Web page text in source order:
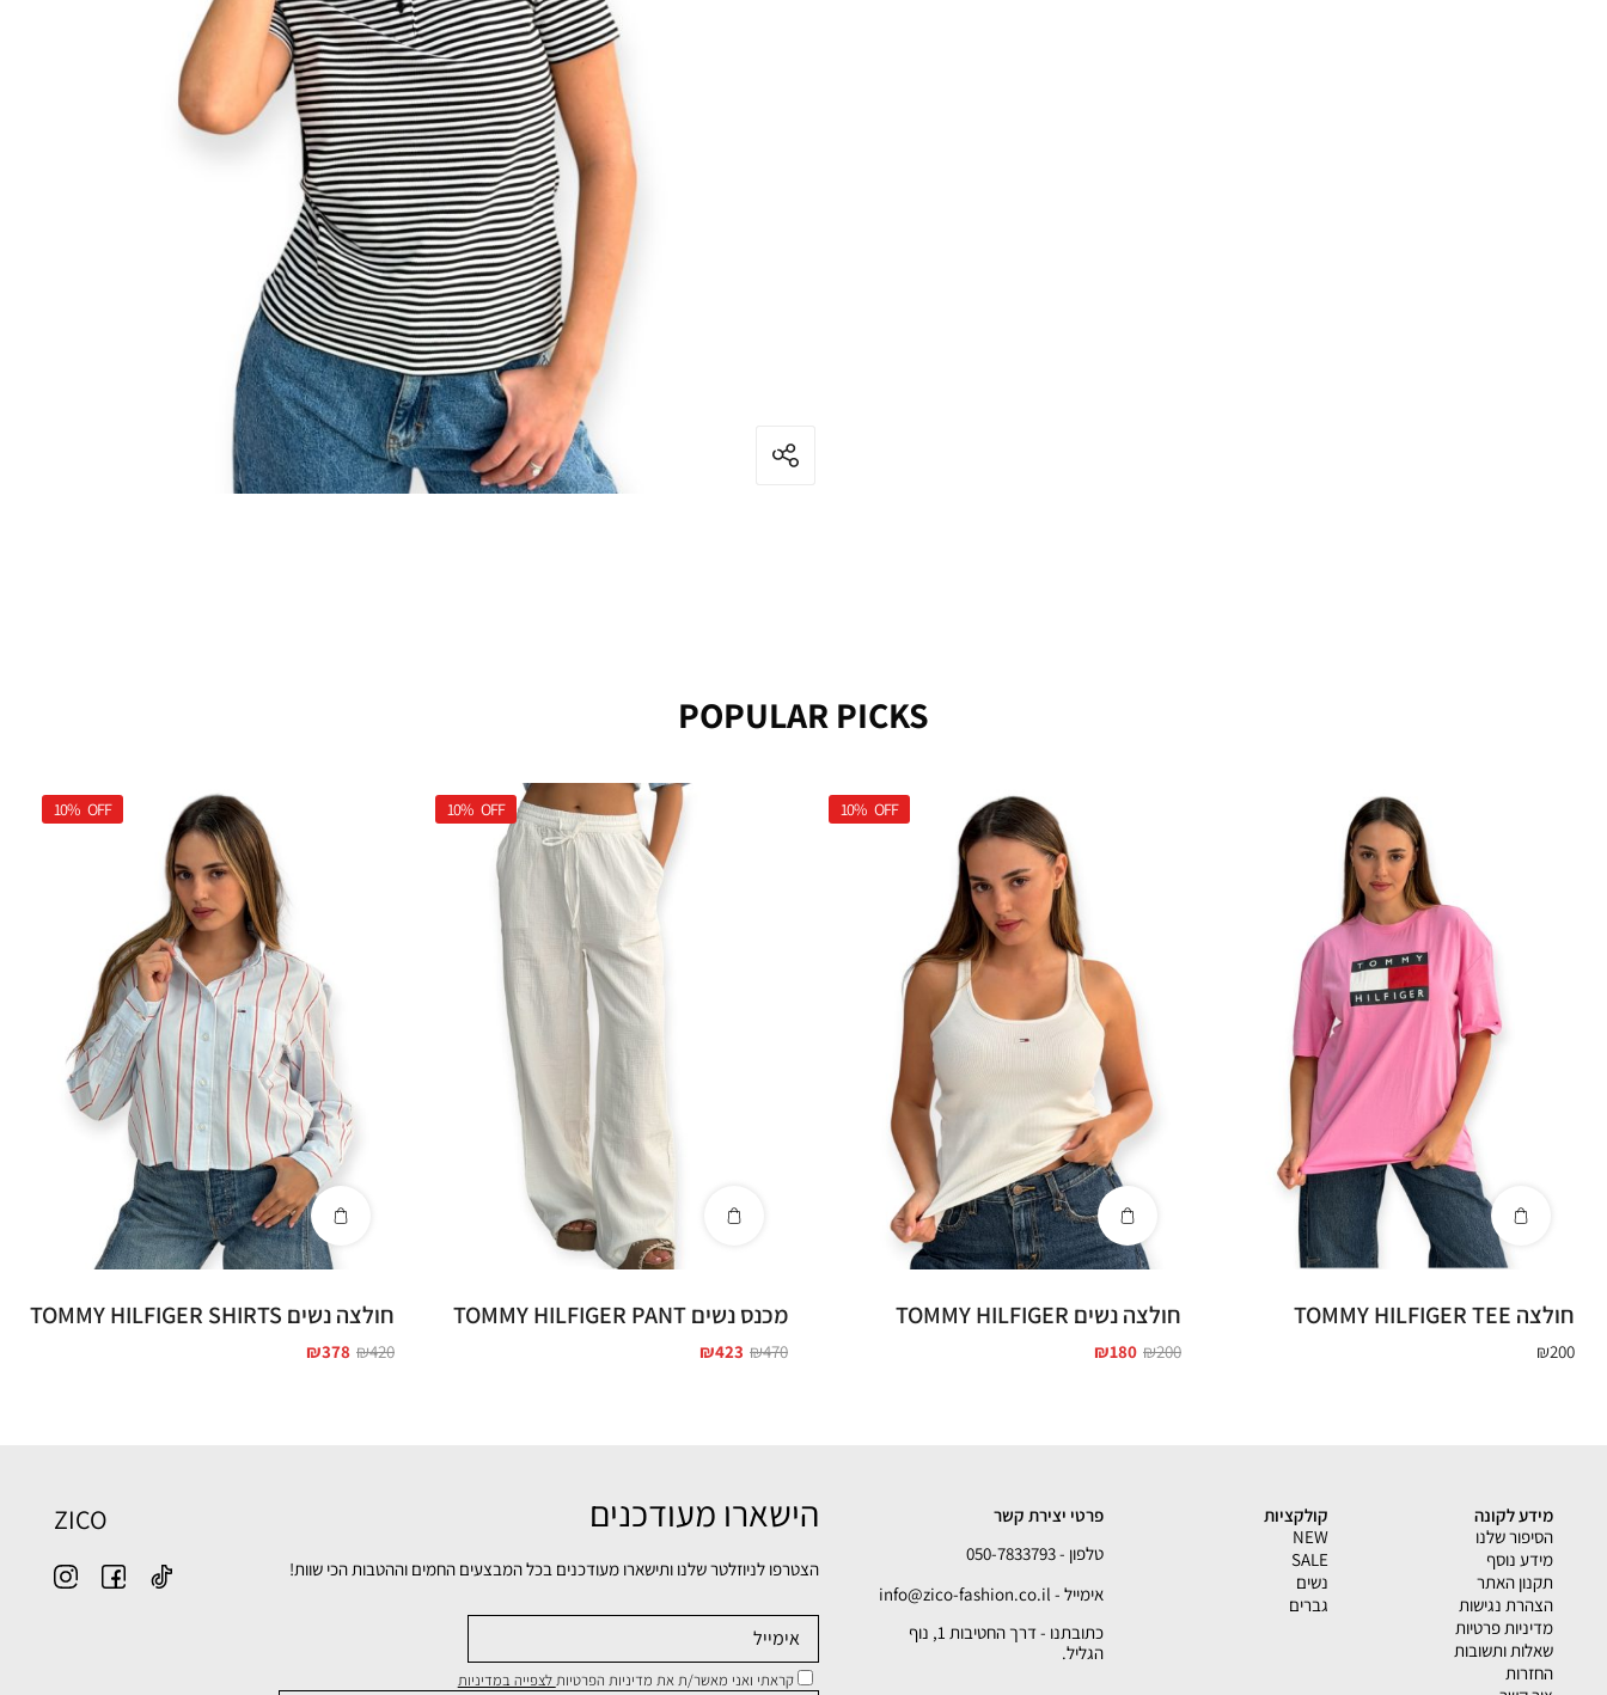
POPULAR PICKS
חולצה TOMMY HILFIGER TEE
₪200
10% OFF
חולצה נשים TOMMY HILFIGER
₪200
₪180
10% OFF
מכנס נשים TOMMY HILFIGER PANT
₪470
₪423
10% OFF
חולצה נשים TOMMY HILFIGER SHIRTS
₪420
₪378
מידע לקונה
הסיפור שלנו
מידע נוסף
תקנון האתר
הצהרת נגישות
מדיניות פרטיות
שאלות ותשובות
החזרות
קולקציות
NEW
SALE
נשים
גברים
פרטי יצירת קשר
טלפון - 050-7833793
אימייל - info@zico-fashion.co.il
כתובתנו - דרך החטיבות 1, נוף
הגליל.
הישארו מעודכנים
הצטרפו לניוזלטר שלנו ותישארו מעודכנים בכל המבצעים החמים וההטבות הכי שוות!
קראתי ואני מאשר/ת את מדיניות הפרטיותלצפייה במדיניות
ZICO